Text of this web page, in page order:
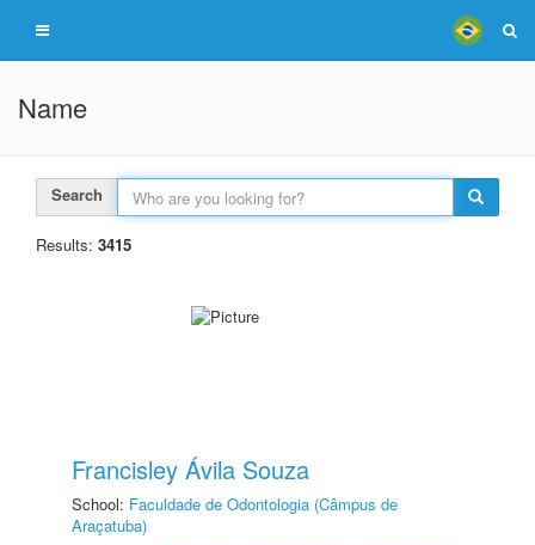
Name
Search
Results: 3415
Francisley Ávila Souza
School: Faculdade de Odontologia (Câmpus de
Araçatuba)